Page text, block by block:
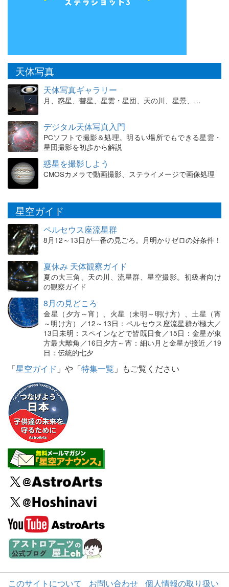
天体写真
天体写真ギャラリー
月、惑星、彗星、星雲・星団、天の川、星景、…
デジタル天体写真入門
PCソフトで撮影＆処理。明るい場所でもできる星雲・
星団撮影を初歩から解説
惑星を撮影しよう
CMOSカメラで動画撮影、ステライメージで画像処理
星空ガイド
ペルセウス座流星群
8月12～13日が一番の見ごろ。月明かりゼロの好条件！
夏休み 天体観察ガイド
夏の大三角、天の川、流星群、星空撮影。初級者向け
の観察ガイド
8月の見どころ
金星（夕方～宵）、火星（未明～明け方）、土星（宵
～明け方）／12～13日：ペルセウス座流星群が極大／
13日未明：スペインなどで皆既日食／15日：金星が東
方最大離角／16日夕方～宵：細い月と金星が接近／19
日：伝統的七夕
「星空ガイド 」や「特集一覧 」もご覧ください
このサイトについて お問い合わせ 個人情報の取り扱い